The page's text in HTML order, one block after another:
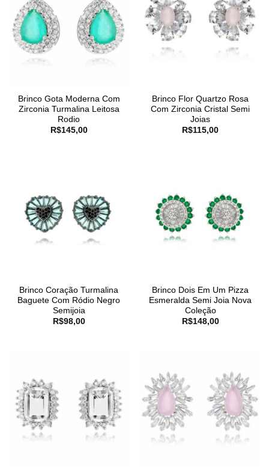
Brinco Gota Moderna Com
Zirconia Turmalina Leitosa
Rodio
R$145,00
Brinco Flor Quartzo Rosa
Com Zirconia Cristal Semi
Joias
R$115,00
Brinco Coração Turmalina
Baguete Com Ródio Negro
Semijoia
R$98,00
Brinco Dois Em Um Pizza
Esmeralda Semi Joia Nova
Coleção
R$148,00